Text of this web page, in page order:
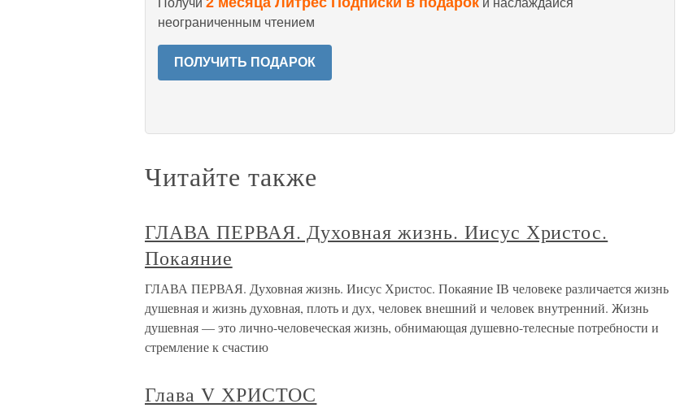
Получи
и наслаждайся
неограниченным чтением
ПОЛУЧИТЬ ПОДАРОК
Читайте также
ГЛАВА ПЕРВАЯ. Духовная жизнь. Иисус Христос.
Покаяние
ГЛАВА ПЕРВАЯ. Духовная жизнь. Иисус Христос. Покаяние IВ человеке различается жизнь
душевная и жизнь духовная, плоть и дух, человек внешний и человек внутренний. Жизнь
душевная — это лично-человеческая жизнь, обнимающая душевно-телесные потребности и
стремление к счастию
Глава V ХРИСТОС